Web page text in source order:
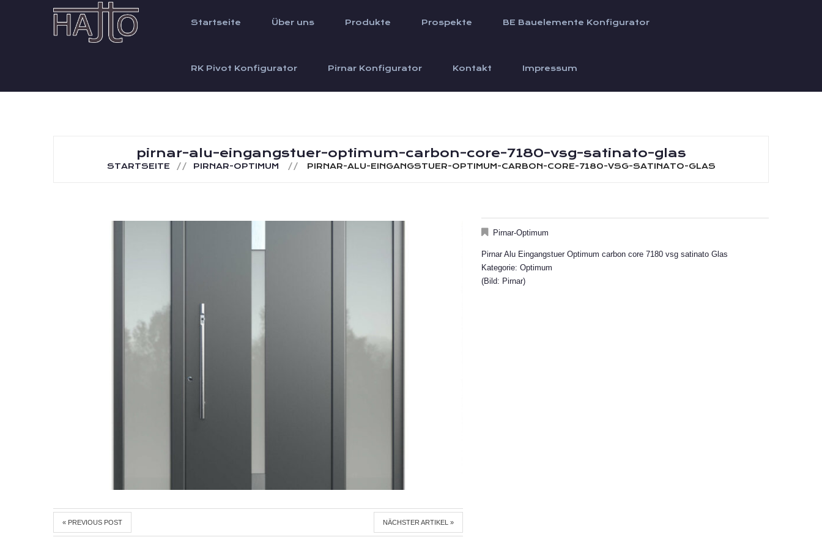
Startseite Über uns Produkte Prospekte BE Bauelemente Konfigurator
RK Pivot Konfigurator Pirnar Konfigurator Kontakt Impressum
pirnar-alu-eingangstuer-optimum-carbon-core-7180-vsg-satinato-glas
STARTSEITE PIRNAR-OPTIMUM PIRNAR-ALU-EINGANGSTUER-OPTIMUM-CARBON-CORE-7180-VSG-SATINATO-GLAS
« PREVIOUS POST NÄCHSTER ARTIKEL »
Pirnar-Optimum
Pirnar Alu Eingangstuer Optimum carbon core 7180 vsg satinato Glas
Kategorie: Optimum
(Bild: Pirnar)